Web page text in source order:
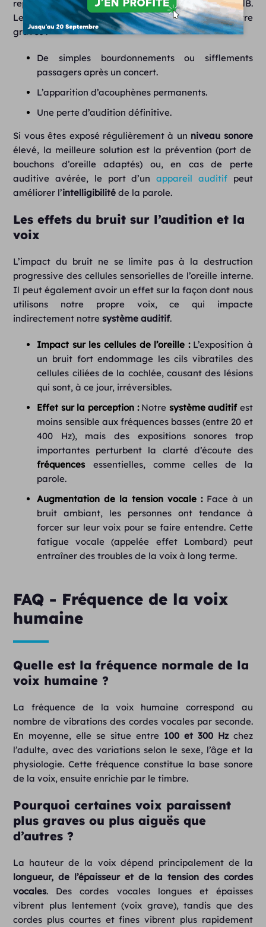
repère, le seuil de la douleur n’intervient qu’à 120 dB.
Les conséquences pour lesystème auditifpeuvent être
graves :
De simples bourdonnements ou sifflements
passagers après un concert.
L’apparition d’acouphènes permanents.
Une perte d’audition définitive.
Si vous êtes exposé régulièrement à un niveau sonore
élevé, la meilleure solution est la prévention (port de
bouchons d’oreille adaptés) ou, en cas de perte
auditive avérée, le port d’un appareil auditifpeut
améliorer l’intelligibilité de la parole.
Les effets du bruit sur l’audition et la
voix
L’impact du bruit ne se limite pas à la destruction
progressive des cellules sensorielles de l’oreille interne.
Il peut également avoir un effet sur la façon dont nous
utilisons notre propre voix, ce qui impacte
indirectement notresystème auditif.
Impact sur les cellules de l’oreille :L’exposition à
un bruit fort endommage les cils vibratiles des
cellules ciliées de la cochlée, causant des lésions
qui sont, à ce jour, irréversibles.
Effet sur la perception :Notre système auditifest
moins sensible aux fréquences basses (entre 20 et
400 Hz), mais des expositions sonores trop
importantes perturbent la clarté d’écoute des
fréquencesessentielles, comme celles de la
parole.
Augmentation de la tension vocale :Face à un
bruit ambiant, les personnes ont tendance à
forcer sur leur voix pour se faire entendre. Cette
fatigue vocale (appelée effet Lombard) peut
entraîner des troubles de la voix à long terme.
FAQ - Fréquence de la voix
humaine
Quelle est la fréquence normale de la
voix humaine ?
La fréquence de la voix humaine correspond au
nombre de vibrations des cordes vocales par seconde.
En moyenne, elle se situe entre 100 et 300 Hzchez
l’adulte, avec des variations selon le sexe, l’âge et la
physiologie. Cette fréquence constitue la base sonore
de la voix, ensuite enrichie par le timbre.
Pourquoi certaines voix paraissent
plus graves ou plus aiguës que
d’autres ?
La hauteur de la voix dépend principalement de la
longueur, de l’épaisseur et de la tension des cordes
vocales. Des cordes vocales longues et épaisses
vibrent plus lentement (voix grave), tandis que des
cordes plus courtes et fines vibrent plus rapidement